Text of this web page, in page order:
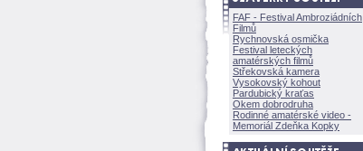
FAF - Festival Ambroziádních
Filmů
Rychnovská osmička
Festival leteckých
amatérských filmů
Střekovská kamera
Vysokovský kohout
Pardubický kraťas
Okem dobrodruha
Rodinné amatérské video -
Memoriál Zdeňka Kopky